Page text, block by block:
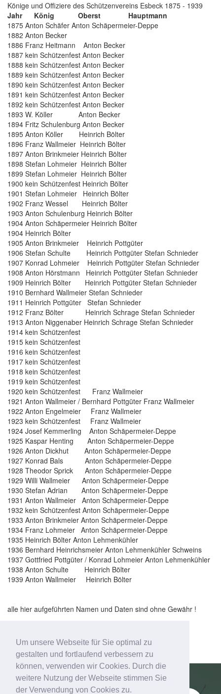
Um unsere Webseite für Sie optimal zu
gestalten und fortlaufend verbessern zu
können, verwenden wir Cookies. Durch die
weitere Nutzung der Webseite stimmen Sie
der Verwendung von Cookies zu.
Könige und Offiziere des Schützenvereins Esbeck 1875 - 1939
Jahr König Oberst Hauptmann
1875 Anton Schäfer Anton Schäpermeier-Deppe
1882 Anton Becker
1886 Franz Heitmann Anton Becker
1887 kein Schützenfest Anton Becker
1888 kein Schützenfest Anton Becker
1889 kein Schützenfest Anton Becker
1890 kein Schützenfest Anton Becker
1891 kein Schützenfest Anton Becker
1892 kein Schützenfest Anton Becker
1893 W. Köller Anton Becker
1894 Fritz Schulenburg Anton Becker
1895 Anton Köller Heinrich Bölter
1896 Franz Wallmeier Heinrich Bölter
1897 Anton Brinkmeier Heinrich Bölter
1898 Stefan Lohmeier Heinrich Bölter
1899 Stefan Lohmeier Heinrich Bölter
1900 kein Schützenfest Heinrich Bölter
1901 Stefan Lohmeier Heinrich Bölter
1902 Franz Wessel Heinrich Bölter
1903 Anton Schulenburg Heinrich Bölter
1904 Anton Schäpermeier Heinrich Bölter
1904 Heinrich Bölter
1905 Anton Brinkmeier Heinrich Pottgüter
1906 Stefan Schulte Heinrich Pottgüter Stefan Schnieder
1907 Konrad Lohmeier Heinrich Pottgüter Stefan Schnieder
1908 Anton Hörstmann Heinrich Pottgüter Stefan Schnieder
1909 Heinrich Bölter Heinrich Pottgüter Stefan Schnieder
1910 Bernhard Wallmeier Stefan Schnieder
1911 Heinrich Pottgüter Stefan Schnieder
1912 Franz Bölter Heinrich Schrage Stefan Schnieder
1913 Anton Niggenaber Heinrich Schrage Stefan Schnieder
1914 kein Schützenfest
1915 kein Schützenfest
1916 kein Schützenfest
1917 kein Schützenfest
1918 kein Schützenfest
1919 kein Schützenfest
1920 kein Schützenfest Franz Wallmeier
1921 Anton Wallmeier / Bernhard Pottgüter Franz Wallmeier
1922 Anton Engelmeier Franz Wallmeier
1923 kein Schützenfest Franz Wallmeier
1924 Josef Kemmerling Anton Schäpermeier-Deppe
1925 Kaspar Henting Anton Schäpermeier-Deppe
1926 Anton Dickhut Anton Schäpermeier-Deppe
1927 Konrad Bals Anton Schäpermeier-Deppe
1928 Theodor Sprick Anton Schäpermeier-Deppe
1929 Willi Wallmeier Anton Schäpermeier-Deppe
1930 Stefan Adrian Anton Schäpermeier-Deppe
1931 Anton Wallmeier Anton Schäpermeier-Deppe
1932 kein Schützenfest Anton Schäpermeier-Deppe
1933 Anton Brinkmeier Anton Schäpermeier-Deppe
1934 Franz Lohmeier Anton Schäpermeier-Deppe
1935 Heinrich Bölter Anton Lehmenkühler
1936 Bernhard Heinrichsmeier Anton Lehmenkühler Schweins
1937 Gottfried Pottgüter / Konrad Lohmeier Anton Lehmenkühler
1938 Anton Schulte Heinrich Bölter
1939 Anton Wallmeier Heinrich Bölter
alle hier aufgeführten Namen und Daten sind ohne Gewähr !